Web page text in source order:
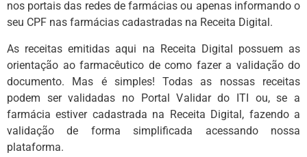
nos portais das redes de farmácias ou apenas informando o
seu CPF nas farmácias cadastradas na Receita Digital.
As receitas emitidas aqui na Receita Digital possuem as
orientação ao farmacêutico de como fazer a validação do
documento. Mas é simples! Todas as nossas receitas
podem ser validadas no Portal Validar do ITI ou, se a
farmácia estiver cadastrada na Receita Digital, fazendo a
validação de forma simplificada acessando nossa
plataforma.